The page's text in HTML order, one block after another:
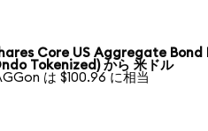
Core US Aggregate Bond
Tokenized) から 米ドル
は $100.96 に相当